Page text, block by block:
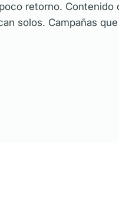
retorno. Contenido
solos. Campañas